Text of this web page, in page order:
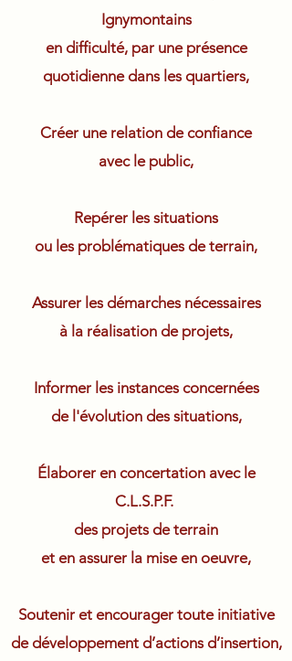
Ignymontains
en difficulté, par une présence
quotidienne dans les quartiers,
Créer une relation de confiance
avec le public,
Repérer les situations
ou les problématiques de terrain,
Assurer les démarches nécessaires
à la réalisation de projets,
Informer les instances concernées
de l'évolution des situations,
Élaborer en concertation avec le
C.L.S.P.F.
des projets de terrain
et en assurer la mise en oeuvre,
Soutenir et encourager toute initiative
de développement d’actions d’insertion,